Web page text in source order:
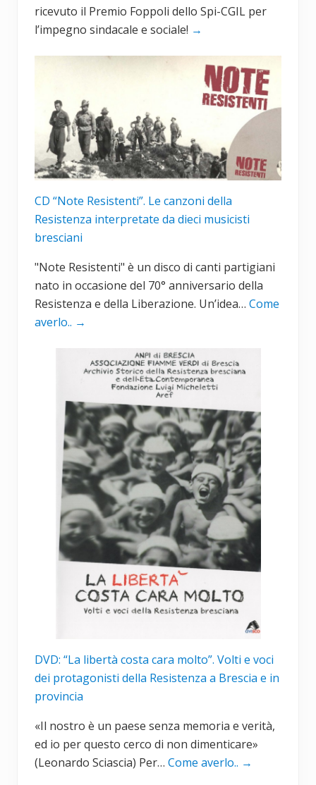
ricevuto il Premio Foppoli dello Spi-CGIL per
l’impegno sindacale e sociale! →
CD “Note Resistenti”. Le canzoni della
Resistenza interpretate da dieci musicisti
bresciani
"Note Resistenti" è un disco di canti partigiani
nato in occasione del 70° anniversario della
Resistenza e della Liberazione. Un’idea… Come
averlo.. →
DVD: “La libertà costa cara molto”. Volti e voci
dei protagonisti della Resistenza a Brescia e in
provincia
«Il nostro è un paese senza memoria e verità,
ed io per questo cerco di non dimenticare»
(Leonardo Sciascia) Per… Come averlo.. →